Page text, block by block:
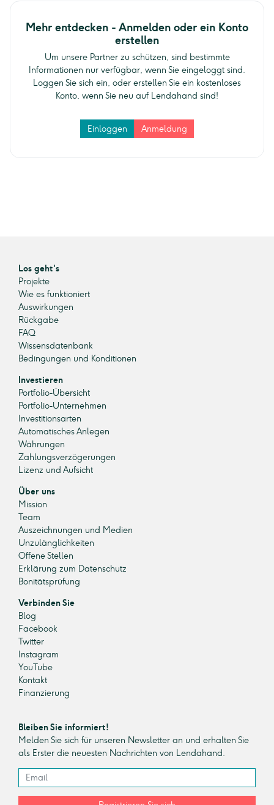
Mehr entdecken - Anmelden oder ein Konto
erstellen
Um unsere Partner zu schützen, sind bestimmte
Informationen nur verfügbar, wenn Sie eingeloggt sind.
Loggen Sie sich ein, oder erstellen Sie ein kostenloses
Konto, wenn Sie neu auf Lendahand sind!
Einloggen Anmeldung
Los geht's
Projekte
Wie es funktioniert
Auswirkungen
Rückgabe
FAQ
Wissensdatenbank
Bedingungen und Konditionen
Investieren
Portfolio-Übersicht
Portfolio-Unternehmen
Investitionsarten
Automatisches Anlegen
Währungen
Zahlungsverzögerungen
Lizenz und Aufsicht
Über uns
Mission
Team
Auszeichnungen und Medien
Unzulänglichkeiten
Offene Stellen
Erklärung zum Datenschutz
Bonitätsprüfung
Verbinden Sie
Blog
Facebook
Twitter
Instagram
YouTube
Kontakt
Finanzierung
Bleiben Sie informiert!
Melden Sie sich für unseren Newsletter an und erhalten Sie
als Erster die neuesten Nachrichten von Lendahand.